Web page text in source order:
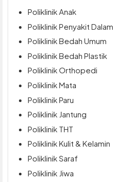
Poliklinik Anak
Poliklinik Penyakit Dalam
Poliklinik Bedah Umum
Poliklinik Bedah Plastik
Poliklinik Orthopedi
Poliklinik Mata
Poliklinik Paru
Poliklinik Jantung
Poliklinik THT
Poliklinik Kulit & Kelamin
Poliklinik Saraf
Poliklinik Jiwa